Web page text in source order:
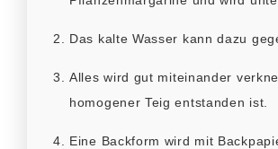
Das kalte Wasser kann dazu
Alles wird gut miteinander
homogener Teig entstanden ist.
Eine Backform wird mit